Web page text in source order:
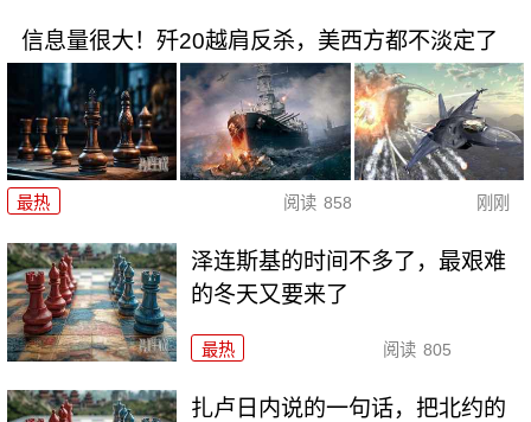
信息量很大！歼20越肩反杀，美西方都不淡定了
最热 阅读 858 刚刚
泽连斯基的时间不多了，最艰难
的冬天又要来了
最热 阅读 805
扎卢日内说的一句话，把北约的